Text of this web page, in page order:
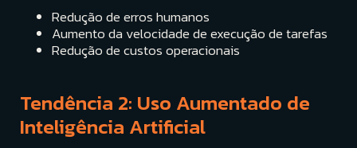
Redução de erros humanos
Aumento da velocidade de execução de tarefas
Redução de custos operacionais
Tendência 2: Uso Aumentado de
Inteligência Artificial